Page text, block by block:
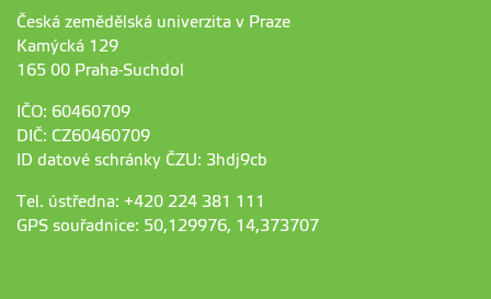
Česká zemědělská univerzita v Praze
Kamýcká 129
165 00 Praha-Suchdol
IČO: 60460709
DIČ: CZ60460709
ID datové schránky ČZU: 3hdj9cb
Tel. ústředna: +420 224 381 111
GPS souřadnice: 50,129976, 14,373707